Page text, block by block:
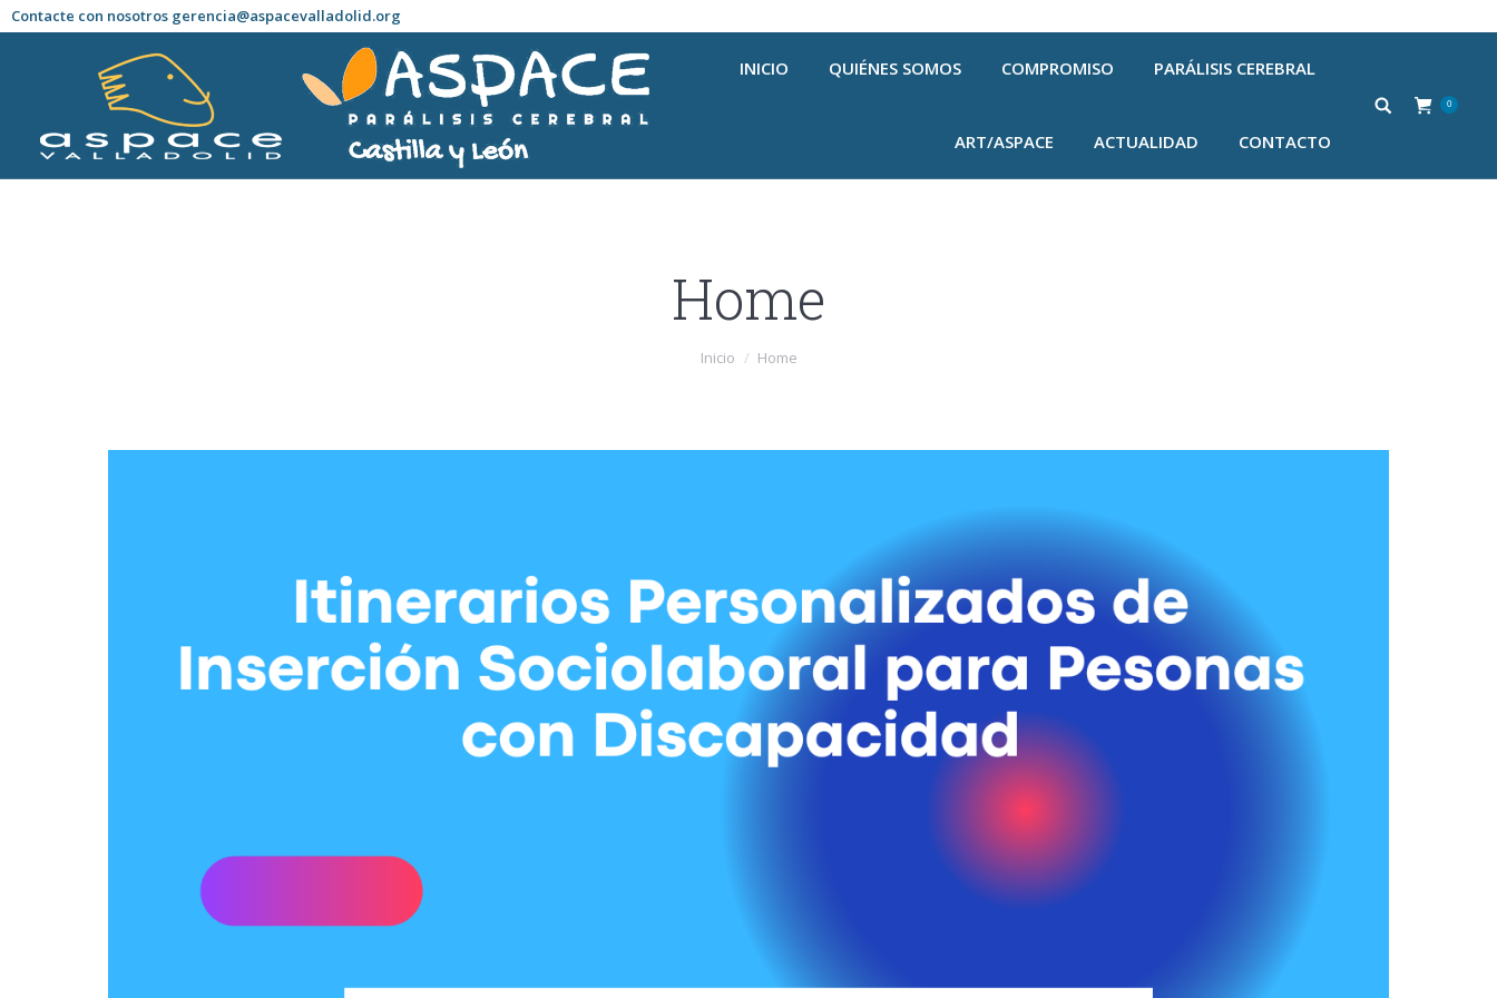
Contacte con nosotros gerencia@aspacevalladolid.org
INICIO QUIÉNES SOMOS COMPROMISO PARÁLISIS CEREBRAL
ART/ASPACE ACTUALIDAD CONTACTO
0
Home
Inicio Home